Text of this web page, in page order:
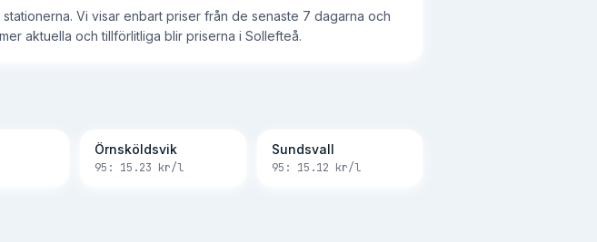
Vi visar enbart priser från de senaste 7 dagarna och
aktuella och tillförlitliga blir priserna i Sollefteå.
Örnsköldsvik
95: 15.23 kr/l
Sundsvall
95: 15.12 kr/l